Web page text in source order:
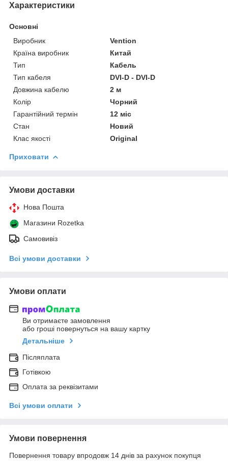
Характеристики
Основні
Виробник
Vention
Країна виробник
Китай
Тип
Кабель
Тип кабеля
DVI-D - DVI-D
Довжина кабелю
2 м
Колір
Чорний
Гарантійний термін
12 міс
Стан
Новий
Клас якості
Original
Приховати
Умови доставки
Нова Пошта
Магазини Rozetka
Самовивіз
Всі умови доставки
Умови оплати
Ви отримаєте замовлення
або гроші повернуться на вашу картку
Детальніше
Післяплата
Готівкою
Оплата за реквізитами
Всі умови оплати
Умови повернення
Повернення товару впродовж 14 днів за рахунок покупця